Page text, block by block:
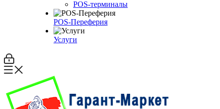
POS-терминалы
POS-Переферия
Услуги